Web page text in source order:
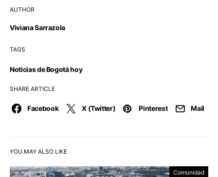
AUTHOR
Viviana Sarrazola
TAGS
Noticias de Bogotá hoy
SHARE ARTICLE
Facebook X (Twitter) Pinterest Mail
YOU MAY ALSO LIKE
Comunidad